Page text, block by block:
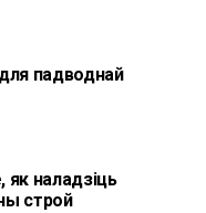
падводнай
як наладзіць
строй